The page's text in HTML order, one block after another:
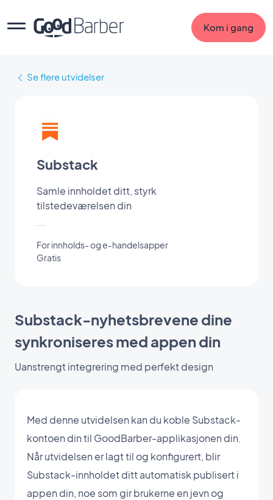
Kom i gang
Se flere utvidelser
Substack
Samle innholdet ditt, styrk
tilstedeværelsen din
For innholds- og e-handelsapper
Gratis
Substack-nyhetsbrevene dine
synkroniseres med appen din
Uanstrengt integrering med perfekt design
Med denne utvidelsen kan du koble Substack-
kontoen din til GoodBarber-applikasjonen din.
Når utvidelsen er lagt til og konfigurert, blir
Substack-innholdet ditt automatisk publisert i
appen din, noe som gir brukerne en jevn og